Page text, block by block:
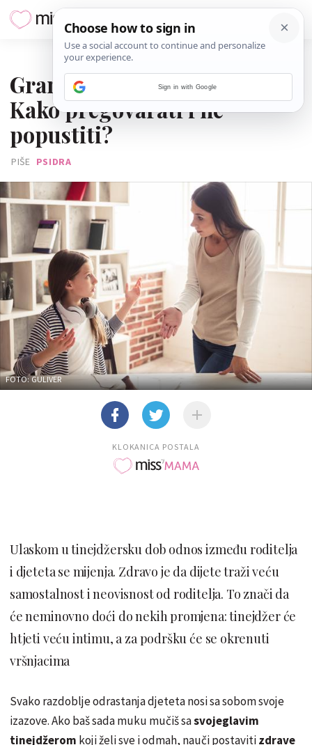
Granice u odgoju tinejdžera:
Kako pregovarati i ne
popustiti?
PIŠE PSIDRA
FOTO: GULIVER
KLOKANICA POSTALA
Ulaskom u tinejdžersku dob odnos između roditelja
i djeteta se mijenja. Zdravo je da dijete traži veću
samostalnost i neovisnost od roditelja. To znači da
će neminovno doći do nekih promjena: tinejdžer će
htjeti veću intimu, a za podršku će se okrenuti
vršnjacima
Svako razdoblje odrastanja djeteta nosi sa sobom svoje
izazove. Ako baš sada muku mučiš sasvojeglavim
tinejdžerom koji želi sve i odmah, nauči postavitizdrave
Sign in with Google